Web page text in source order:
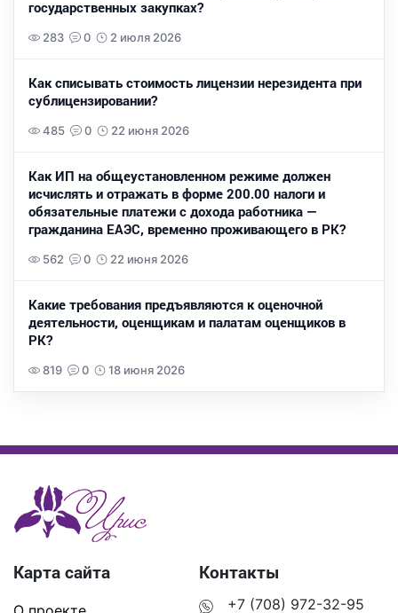
государственных закупках?
283 0 2 июля 2026
Как списывать стоимость лицензии нерезидента при
сублицензировании?
485 0 22 июня 2026
Как ИП на общеустановленном режиме должен
исчислять и отражать в форме 200.00 налоги и
обязательные платежи с дохода работника —
гражданина ЕАЭС, временно проживающего в РК?
562 0 22 июня 2026
Какие требования предъявляются к оценочной
деятельности, оценщикам и палатам оценщиков в
РК?
819 0 18 июня 2026
Карта сайта Контакты
+7 (708) 972-32-95